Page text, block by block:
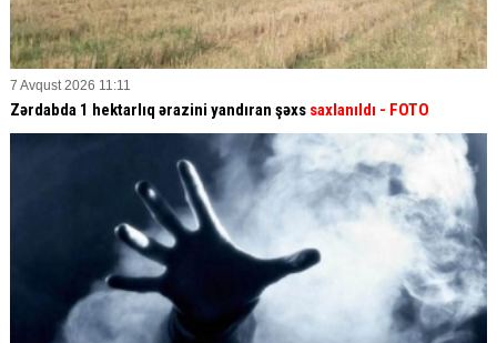
7 Avqust 2026 11:11
Zərdabda 1 hektarlıq ərazini yandıran şəxs saxlanıldı - FOTO